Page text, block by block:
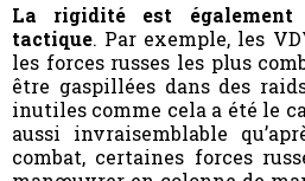
La rigidité est également
tactique. Par exemple, les
les forces russes les plus
être gaspillées dans des
inutiles comme cela a été le
aussi invraisemblable
combat, certaines forces